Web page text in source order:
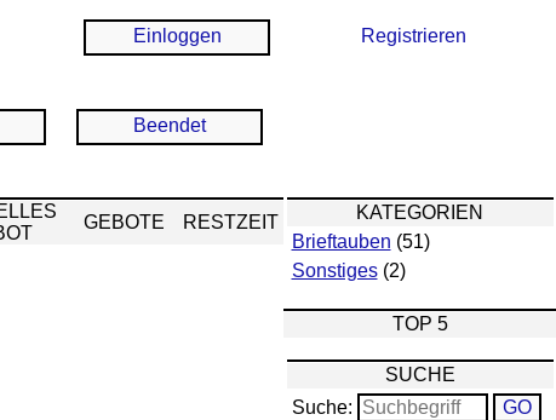
Einloggen Registrieren
Beendet
GEBOTE
RESTZEIT
KATEGORIEN
Brieftauben (51)
Sonstiges (2)
TOP 5
SUCHE
Suche: